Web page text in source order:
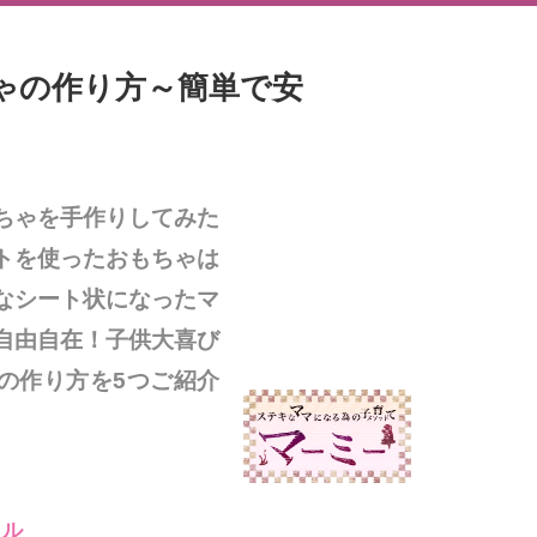
の作り方～簡単で安
ゃを手作りしてみた
を使ったおもちゃは
シート状になったマ
由自在！子供大喜び
作り方を5つご紹介